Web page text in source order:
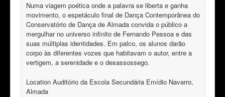
Numa viagem poética onde a palavra se liberta e ganha
movimento, o espetáculo final de Dança Contemporânea do
Conservatório de Dança de Almada convida o público a
mergulhar no universo infinito de Fernando Pessoa e das
suas múltiplas identidades. Em palco, os alunos darão
corpo às diferentes vozes que habitavam o autor, entre a
vertigem, a serenidade e o desassossego.
Location Auditório da Escola Secundária Emídio Navarro,
Almada